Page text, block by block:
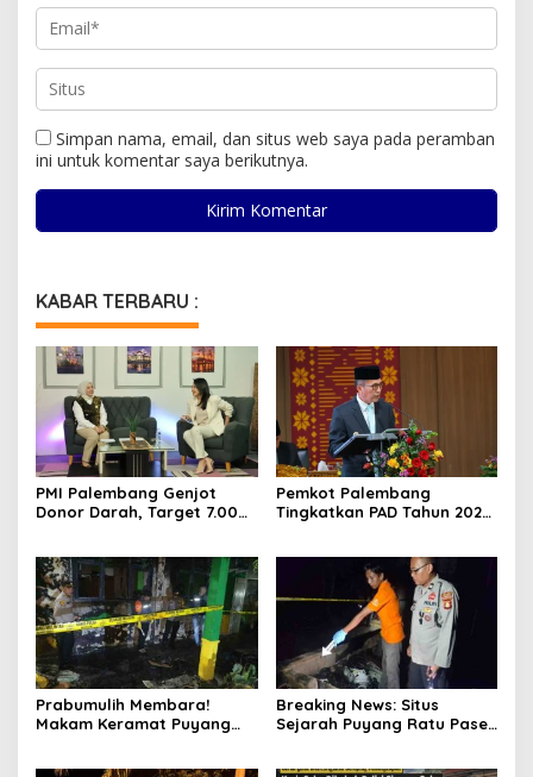
Simpan nama, email, dan situs web saya pada peramban
ini untuk komentar saya berikutnya.
KABAR TERBARU :
PMI Palembang Genjot
Donor Darah, Target 7.000
Pemkot Palembang
Tingkatkan PAD Tahun 2026
Prabumulih Membara!
Makam Keramat Puyang
Breaking News: Situs
Sejarah Puyang Ratu Pase